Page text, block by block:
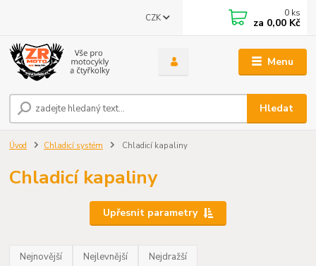
Menu
CZK
Hledat
0 ks
za 0,00 Kč
Úvod Chladicí systém Chladicí kapaliny
Chladicí kapaliny
Upřesnit parametry
Nejnovější Nejlevnější Nejdražší